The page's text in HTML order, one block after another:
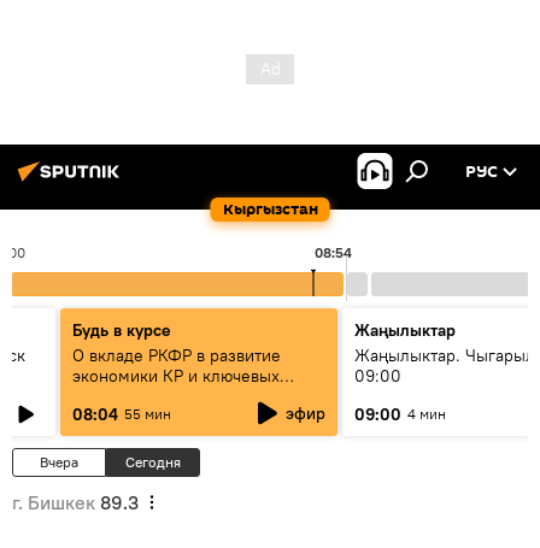
Кыргызстан
РУС
08:54
Будь в курсе
О вкладе РКФР в развитие
экономики КР и ключевых
08:04 55 мин эфир
Жаңылыктар
Жаңылыктар.
09:00
09:00 4 мин
Вчера Сегодня
г. Бишкек 89.3